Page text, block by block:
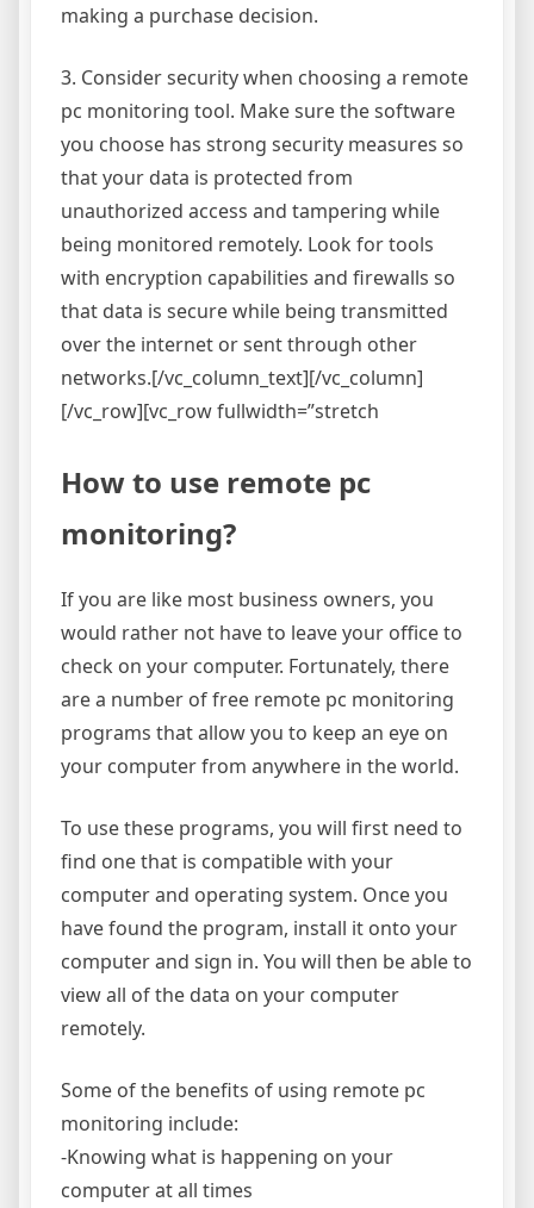
making a purchase decision.
3. Consider security when choosing a remote
pc monitoring tool. Make sure the software
you choose has strong security measures so
that your data is protected from
unauthorized access and tampering while
being monitored remotely. Look for tools
with encryption capabilities and firewalls so
that data is secure while being transmitted
over the internet or sent through other
networks.[/vc_column_text][/vc_column]
[/vc_row][vc_row fullwidth=”stretch
How to use remote pc
monitoring?
If you are like most business owners, you
would rather not have to leave your office to
check on your computer. Fortunately, there
are a number of free remote pc monitoring
programs that allow you to keep an eye on
your computer from anywhere in the world.
To use these programs, you will first need to
find one that is compatible with your
computer and operating system. Once you
have found the program, install it onto your
computer and sign in. You will then be able to
view all of the data on your computer
remotely.
Some of the benefits of using remote pc
monitoring include:
-Knowing what is happening on your
computer at all times